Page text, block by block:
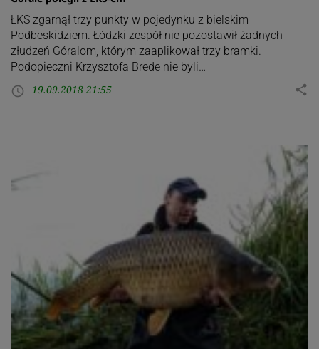
ŁKS zgarnął trzy punkty w pojedynku z bielskim
Podbeskidziem. Łódzki zespół nie pozostawił żadnych
złudzeń Góralom, którym zaaplikował trzy bramki.
Podopieczni Krzysztofa Brede nie byli…
access_time 19.09.2018 21:55 share